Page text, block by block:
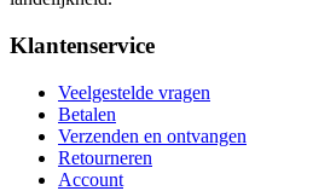
Klantenservice
Veelgestelde vragen
Betalen
Verzenden en ontvangen
Retourneren
Account